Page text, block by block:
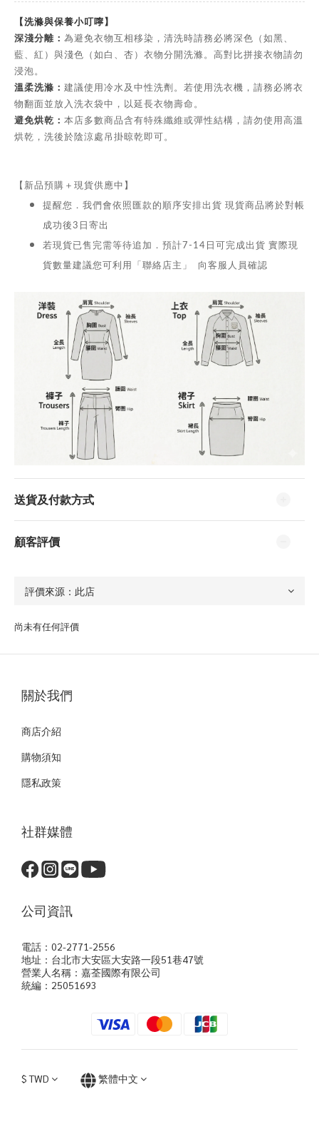
【洗滌與保養小叮嚀】
深淺分離： 為避免衣物互相移染，清洗時請務必將深色（如黑、
藍、紅）與淺色（如白、杏）衣物分開洗滌。高對比拼接衣物請勿
浸泡。
溫柔洗滌： 建議使用冷水及中性洗劑。若使用洗衣機，請務必將衣
物翻面並放入洗衣袋中，以延長衣物壽命。
避免烘乾： 本店多數商品含有特殊纖維或彈性結構，請勿使用高溫
烘乾，洗後於陰涼處吊掛晾乾即可。
【新品預購＋現貨供應中】
提醒您．我們會依照匯款的順序安排出貨 現貨商品將於對帳
成功後3日寄出
若現貨已售完需等待追加．預計7-14日可完成出貨 實際現
貨數量建議您可利用「聯絡店主」 向客服人員確認
送貨及付款方式
顧客評價
尚未有任何評價
關於我們
商店介紹
購物須知
隱私政策
社群媒體
公司資訊
電話：02-2771-2556
地址：台北市大安區大安路一段51巷47號
營業人名稱：嘉荃國際有限公司
統編：25051693
$ TWD 繁體中文